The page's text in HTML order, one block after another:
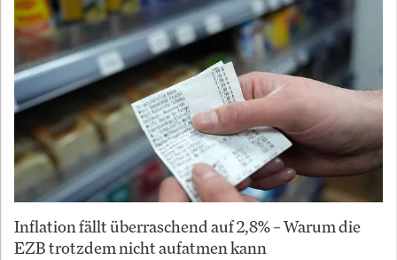
Inflation fällt überraschend auf 2,8% – Warum die
EZB trotzdem nicht aufatmen kann